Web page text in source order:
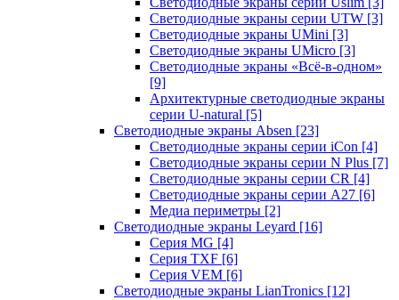
Светодиодные экраны серии UTW [3]
Светодиодные экраны UMini [3]
Светодиодные экраны UMicro [3]
Светодиодные экраны «Всё-в-одном»
[9]
Архитектурные светодиодные экраны
серии U-natural [5]
Светодиодные экраны Absen [23]
Светодиодные экраны серии iCon [4]
Светодиодные экраны серии N Plus [7]
Светодиодные экраны серии CR [4]
Светодиодные экраны серии А27 [6]
Медиа периметры [2]
Светодиодные экраны Leyard [16]
Серия MG [4]
Серия TXF [6]
Серия VEM [6]
Светодиодные экраны LianTronics [12]